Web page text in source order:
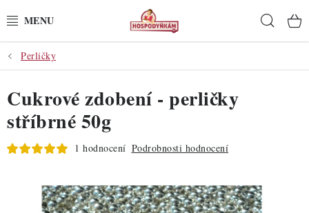
na
POTŘEBY
POMŮCKY
SUROVINY
PRO OSLAVY
Perličky
Cukrové zdobení - perličky
stříbrné 50g
1 hodnocení Podrobnosti hodnocení